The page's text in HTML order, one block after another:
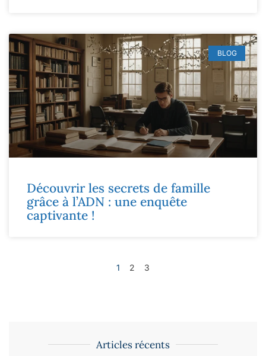
BLOG
Découvrir les secrets de famille
grâce à l’ADN : une enquête
captivante !
1 2 3
Articles récents